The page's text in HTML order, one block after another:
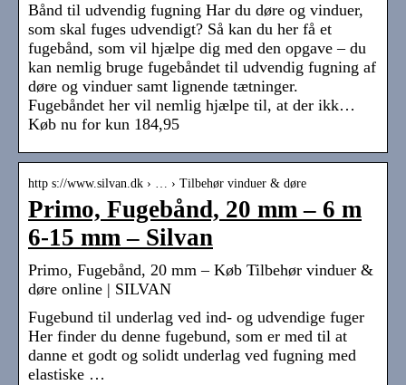
Bånd til udvendig fugning Har du døre og vinduer,
som skal fuges udvendigt? Så kan du her få et
fugebånd, som vil hjælpe dig med den opgave – du
kan nemlig bruge fugebåndet til udvendig fugning af
døre og vinduer samt lignende tætninger.
Fugebåndet her vil nemlig hjælpe til, at der ikk…
Køb nu for kun 184,95
http s://www.silvan.dk › … › Tilbehør vinduer & døre
Primo, Fugebånd, 20 mm – 6 m
6-15 mm – Silvan
Primo, Fugebånd, 20 mm – Køb Tilbehør vinduer &
døre online | SILVAN
Fugebund til underlag ved ind- og udvendige fuger
Her finder du denne fugebund, som er med til at
danne et godt og solidt underlag ved fugning med
elastiske …